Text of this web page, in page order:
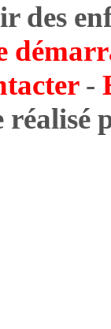
des
-
réalisé